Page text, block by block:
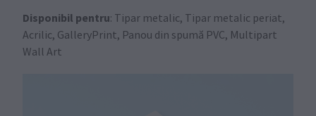
Disponibil pentru: Tipar metalic, Tipar metalic periat,
Acrilic, GalleryPrint, Panou din spumă PVC, Multipart
Wall Art